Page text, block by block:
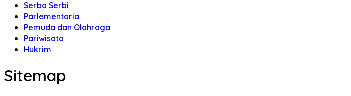
Serba Serbi
Parlementaria
Pemuda dan Olahraga
Pariwisata
Hukrim
Sitemap